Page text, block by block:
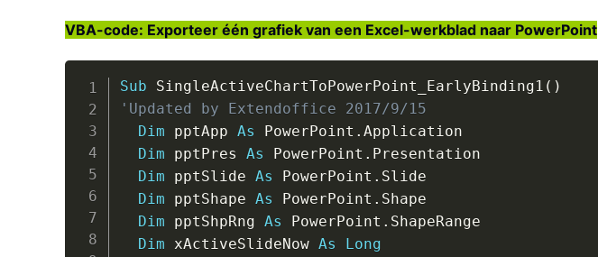
VBA-code: Exporteer één grafiek van een Excel-werkblad naar PowerPoint
Sub SingleActiveChartToPowerPoint_EarlyBinding1 ( )
'Updated by Extendoffice 2017/9/15
Dim pptApp As PowerPoint . Application
Dim pptPres As PowerPoint . Presentation
Dim pptSlide As PowerPoint . Slide
Dim pptShape As PowerPoint . Shape
Dim pptShpRng As PowerPoint . ShapeRange
Dim xActiveSlideNow As
Long